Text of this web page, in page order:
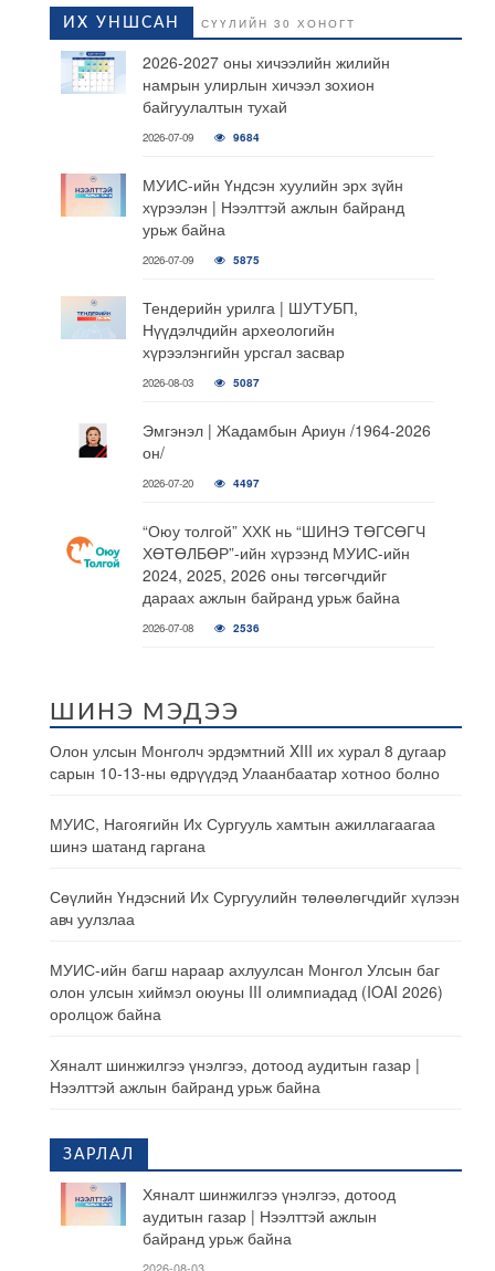
ИХ УНШСАН СҮҮЛИЙН 30 ХОНОГТ
2026-2027 оны хичээлийн жилийн
намрын улирлын хичээл зохион
байгуулалтын тухай
2026-07-09 9684
МУИС-ийн Үндсэн хуулийн эрх зүйн
хүрээлэн | Нээлттэй ажлын байранд
урьж байна
2026-07-09 5875
Тендерийн урилга | ШУТУБП,
Нүүдэлчдийн археологийн
хүрээлэнгийн урсгал засвар
2026-08-03 5087
Эмгэнэл | Жадамбын Ариун /1964-2026
он/
2026-07-20 4497
“Оюу толгой” ХХК нь “ШИНЭ ТӨГСӨГЧ
ХӨТӨЛБӨР”-ийн хүрээнд МУИС-ийн
2024, 2025, 2026 оны төгсөгчдийг
дараах ажлын байранд урьж байна
2026-07-08 2536
ШИНЭ МЭДЭЭ
Олон улсын Монголч эрдэмтний XIII их хурал 8 дугаар
сарын 10-13-ны өдрүүдэд Улаанбаатар хотноо болно
МУИС, Нагоягийн Их Сургууль хамтын ажиллагаагаа
шинэ шатанд гаргана
Сөүлийн Үндэсний Их Сургуулийн төлөөлөгчдийг хүлээн
авч уулзлаа
МУИС-ийн багш нараар ахлуулсан Монгол Улсын баг
олон улсын хиймэл оюуны III олимпиадад (IOAI 2026)
оролцож байна
Хяналт шинжилгээ үнэлгээ, дотоод аудитын газар |
Нээлттэй ажлын байранд урьж байна
ЗАРЛАЛ
Хяналт шинжилгээ үнэлгээ, дотоод
аудитын газар | Нээлттэй ажлын
байранд урьж байна